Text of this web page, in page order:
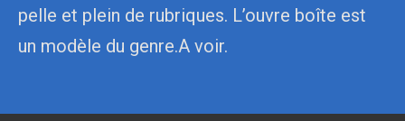
pelle et plein de rubriques. L’ouvre boîte est
un modèle du genre.A voir.